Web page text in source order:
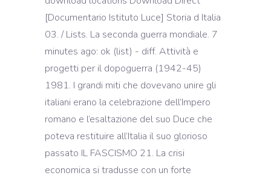
[Documentario Istituto Luce] Storia d Italia
03. / Lists. La seconda guerra mondiale. 7
minutes ago: ok (list) - diff. Attività e
progetti per il dopoguerra (1942-45)
1981. I grandi miti che dovevano unire gli
italiani erano la celebrazione dell’Impero
romano e l’esaltazione del suo Duce che
poteva restituire all’Italia il suo glorioso
passato IL FASCISMO 21. La crisi
economica si tradusse con un forte